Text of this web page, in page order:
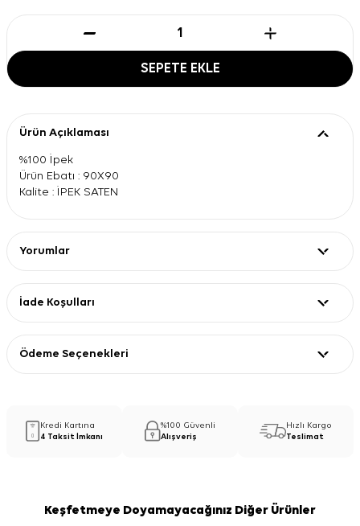
SEPETE EKLE
Ürün Açıklaması
%100 İpek
Ürün Ebatı : 90X90
Kalite : İPEK SATEN
Yorumlar
İade Koşulları
Ödeme Seçenekleri
Kredi Kartına
4 Taksit İmkanı
%100 Güvenli
Alışveriş
Hızlı Kargo
Teslimat
Keşfetmeye Doyamayacağınız Diğer Ürünler